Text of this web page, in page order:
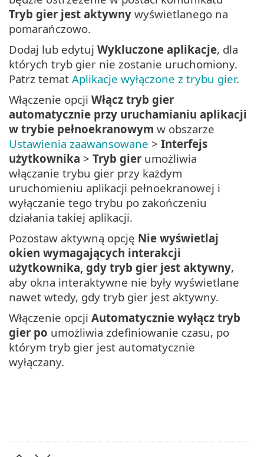
Tryb gier jest aktywny wyświetlanego na
pomarańczowo.
Dodaj lub edytuj Wykluczone aplikacje, dla
których tryb gier nie zostanie uruchomiony.
Patrz temat Aplikacje wyłączone z trybu gier.
Włączenie opcji Włącz tryb gier
automatycznie przy uruchamianiu aplikacji
w trybie pełnoekranowym w obszarze
Ustawienia zaawansowane > Interfejs
użytkownika > Tryb gier umożliwia
włączanie trybu gier przy każdym
uruchomieniu aplikacji pełnoekranowej i
wyłączanie tego trybu po zakończeniu
działania takiej aplikacji.
Pozostaw aktywną opcję Nie wyświetlaj
okien wymagających interakcji
użytkownika, gdy tryb gier jest aktywny,
aby okna interaktywne nie były wyświetlane
nawet wtedy, gdy tryb gier jest aktywny.
Włączenie opcji Automatycznie wyłącz tryb
gier po umożliwia zdefiniowanie czasu, po
którym tryb gier jest automatycznie
wyłączany.